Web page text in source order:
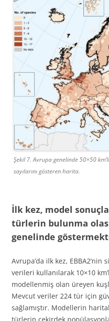
Şekil 7. Avrupa genelinde 50×50
sayılarını gösteren harita.
İlk kez, model
türlerin bulunma
genelinde
Avrupa’da ilk kez, EBBA2’nin
verileri kullanılarak 10×10
modellenmiş olan üreyen
Mevcut veriler 224 tür için
sağlamıştır. Modellerin